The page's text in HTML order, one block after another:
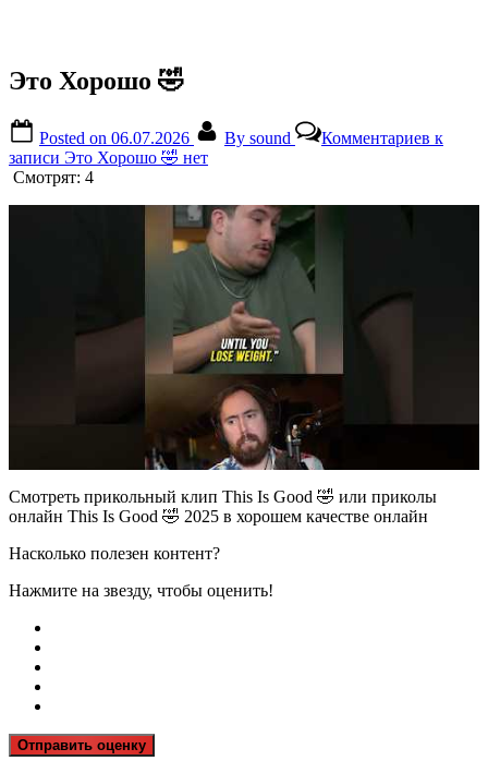
Это Хорошо 🤣
Posted on 06.07.2026 By sound Комментариев к
записи Это Хорошо 🤣 нет
Смотрят: 4
Смотреть прикольный клип This Is Good 🤣 или приколы
онлайн This Is Good 🤣 2025 в хорошем качестве онлайн
Насколько полезен контент?
Нажмите на звезду, чтобы оценить!
Отправить оценку